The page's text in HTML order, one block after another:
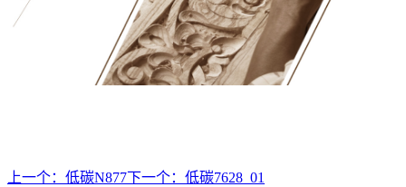
上一个： 低碳N877下一个： 低碳7628_01